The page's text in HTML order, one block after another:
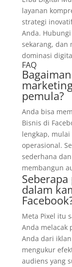
layanan
strategi
Anda.
sekarang, dan
dominasi
FAQ
pemula?
Anda bisa
Bisnis di
lengkap,
operasional.
sederhana
membangun
dalam
Meta Pixel itu
Anda melacak
Anda dari
mengukur
audiens yang